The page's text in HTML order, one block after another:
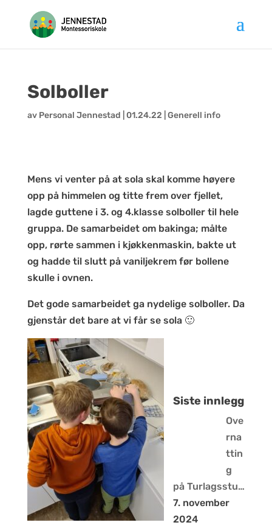
Solboller
av Personal Jennestad 01.24.22 Generell info
Mens vi venter på at sola skal komme høyere
opp på himmelen og titte frem over fjellet,
lagde guttene i 3. og 4.klasse solboller til hele
gruppa. De samarbeidet om bakinga; målte
opp, rørte sammen i kjøkkenmaskin, bakte ut
og hadde til slutt på vaniljekrem før bollene
skulle i ovnen.
Det gode samarbeidet ga nydelige solboller. Da
gjenstår det bare at vi får se sola 🙂
Siste innlegg
Ove
rna
ttin
g
på Turlagsstu…
7. november
2024